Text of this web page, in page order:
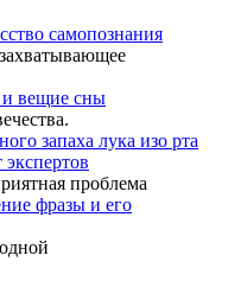
самопознания
вещие сны
запаха лука изо рта
проблема
фразы и его